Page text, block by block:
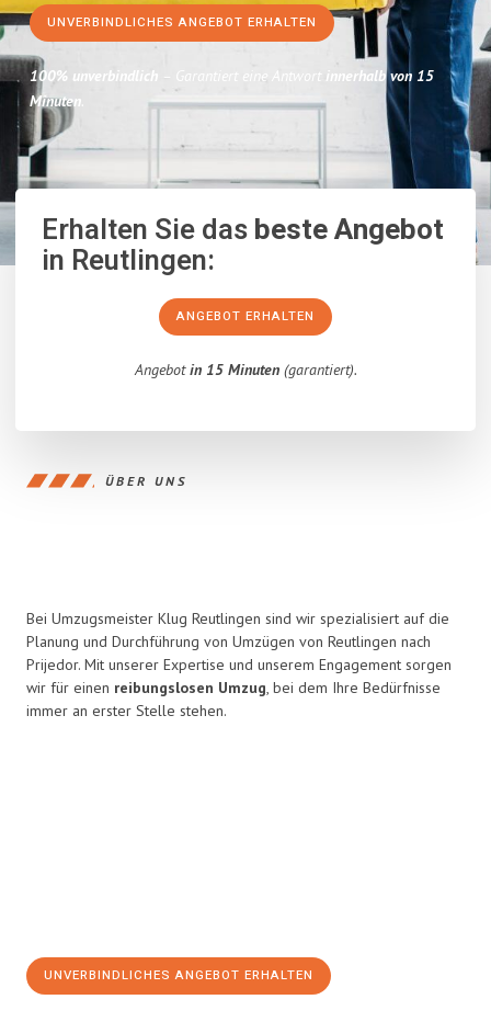
UNVERBINDLICHES ANGEBOT ERHALTEN
100% unverbindlich – Garantiert eine Antwort innerhalb von 15
Minuten.
Erhalten Sie dasbeste Angebot
in Reutlingen:
ANGEBOT ERHALTEN
Angebotin 15 Minuten(garantiert).
ÜBER UNS
Bei Umzugsmeister Klug Reutlingen sind wir spezialisiert auf die
Planung und Durchführung von Umzügen von Reutlingen nach
Prijedor. Mit unserer Expertise und unserem Engagement sorgen
wir für einen reibungslosen Umzug, bei dem Ihre Bedürfnisse
immer an erster Stelle stehen.
UNVERBINDLICHES ANGEBOT ERHALTEN